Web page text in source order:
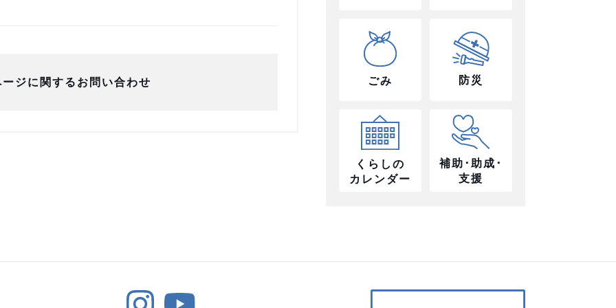
ジに関するお問い合わせ ごみ 防災
くらしの
カレンダー
補助･助成･
支援